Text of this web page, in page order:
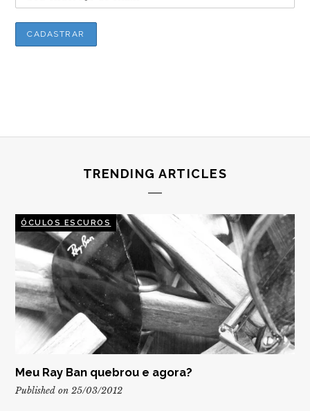
TRENDING ARTICLES
ÓCULOS ESCUROS
Meu Ray Ban quebrou e agora?
Published on 25/03/2012